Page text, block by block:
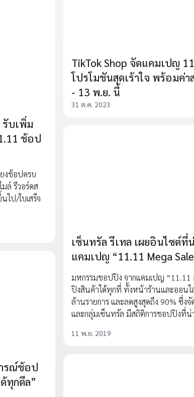
TikTok Shop จัดแคมเปญ
โปรโมชันสุดเร้าใจ พร้อมค่
- 13 พ.ย. นี้
31 ต.ค. 2023
รับเพิ่ม
ช้อป
งช้อปครบ
ล์ รีวอร์ดส
ป/ใบเสร็จ
เซ็นทรัล รีเทล เผยอินไซต์ที่
แคมเปญ “11.11 Mega
มหกรรมชอปปิง จากแคมเปญ “11.11
ปิงสินค้าได้ทุกที่ ทั้งหน้าร้านและออนไ
ล้านรายการ และลดสูงสุดถึง 90% ซึ่งจั
และกลุ่มเซ็นทรัล มีสถิติการชอปปิงที่น่
11 พ.ย. 2019
รณ์ช้อป
ทุกดีล”